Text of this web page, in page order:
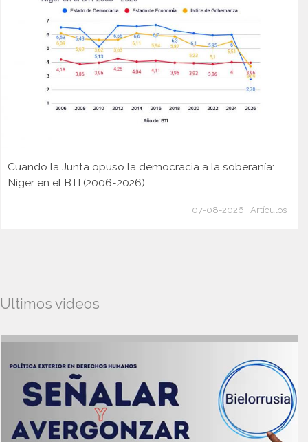
Cuando la Junta opuso la democracia a la soberanía:
Níger en el BTI (2006-2026)
07-08-2026 | Artículos
Ultimos videos